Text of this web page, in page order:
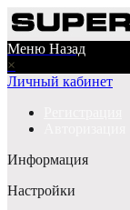
Меню Назад
×
Личный кабинет
Информация
Настройки